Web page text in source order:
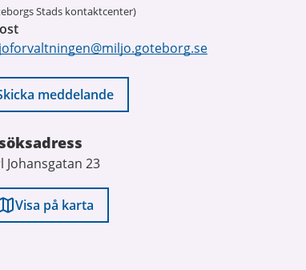
Stads kontaktcenter)
meddelande
Johansgatan 23
Visa på karta